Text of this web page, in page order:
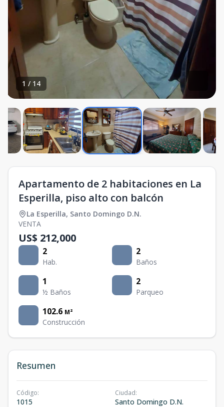
1 / 14
Apartamento de 2 habitaciones en La
Esperilla, piso alto con balcón
La Esperilla, Santo Domingo D.N.
VENTA
US$ 212,000
2
Hab.
2
Baños
1
½ Baños
2
Parqueo
102.6 M²
Construcción
Resumen
Código:
1015
Ciudad:
Santo Domingo D.N.